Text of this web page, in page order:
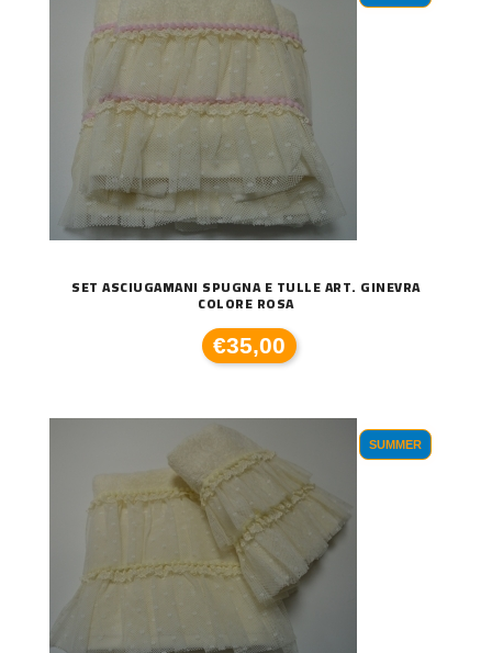
SET ASCIUGAMANI SPUGNA E TULLE ART. GINEVRA
COLORE ROSA
€35,00
SUMMER